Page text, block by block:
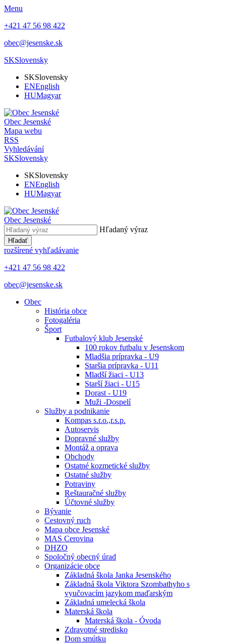
Menu
+421 47 56 98 422
obec@jesenske.sk
SKSlovensky
SKSlovensky
ENEnglish
HUMagyar
Obec Jesenské
Mapa webu
RSS
Vyhledávání
SKSlovensky
SKSlovensky
ENEnglish
HUMagyar
Obec Jesenské
Hľadaný výraz
Hľadať
rozšírené vyhľadávanie
+421 47 56 98 422
obec@jesenske.sk
Obec
História obce
Fotogaléria
Šport
Futbalový klub Jesenské
100 rokov futbalu v Jesenskom
Mladšia prípravka - U9
Staršia prípravka - U11
Mladší žiaci - U13
Starší žiaci - U15
Dorast - U19
Muži -Dospelí
Služby a podnikanie
Kompas s.r.o.,r.s.p.
Autoservis
Dopravné služby
Montáž a oprava
Obchody
Ostatné kozmetické služby
Ostatné služby
Potraviny
Reštauračné služby
Účtovné služby
Bývanie
Cestovný ruch
Mapa obce Jesenské
MAS Cerovina
DHZO
Spoločný obecný úrad
Organizácie obce
Základná škola Janka Jesenského
Základná škola Viktora Szombathyho s
vyučovacím jazykom maďarským
Základná umelecká škola
Materská škola
Materská škola - Óvoda
Zdravotné stredisko
Dom smútku